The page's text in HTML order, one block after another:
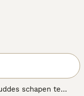
schapen te